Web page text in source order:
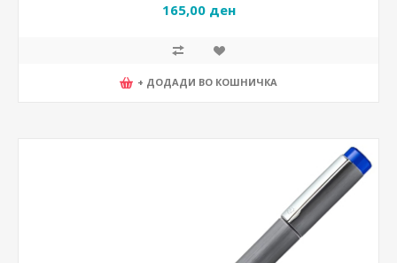
165,00 ден
+ ДОДАДИ ВО КОШНИЧКА